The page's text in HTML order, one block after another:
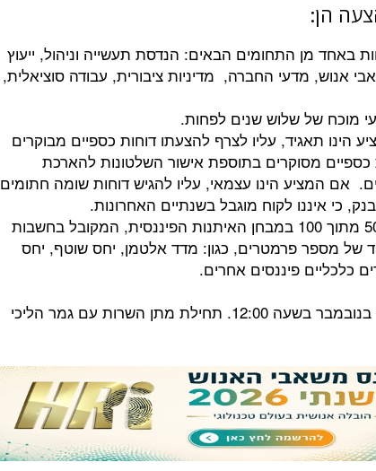
הן:
באחד מן התחומים הבאים: הנדסת תעשייה וניהול, ייעוץ
אנוש, מדעי החברה, מדיניות ציבורית, עבודה סוציאלית,
מוכח של שלוש שנים לפחות.
הינו תאגיד, עליו לצרף להצעתו דוחות כספיים מבוקרים
ו-2010 או דוחות כספיים מסוקרים בתוספת אישור השלטונות להארכת
אם המציע הינו עצמאי, עליו להגיש דוחות שומה חתומים
כי איננו לקוח מוגבל בשנתיים האחרונות.
על המציע לקבל לפחות ציון 50 מתוך 100 במבחן האיתנות הפיננסית, המקובל בחשבות
של מספר פרמטרים, כגון: מדד אלטמן, יחס שוטף, יחס
כלכליים פיננסים אחרים.
ניתן להגיש הצעות עד ה-17 בנובמבר בשעה 12:00. תחילת מתן השרות עם גמר הליכי